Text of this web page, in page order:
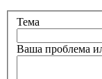
Тема
Ваша проблема